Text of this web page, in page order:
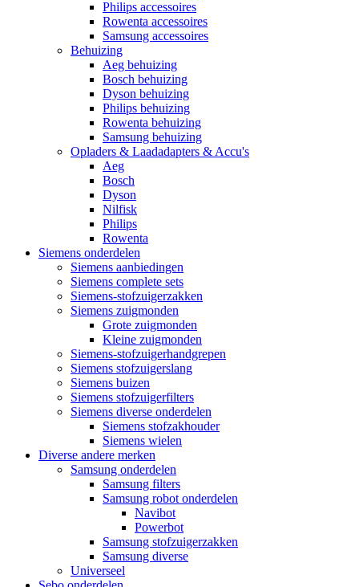
Philips accessoires
Rowenta accessoires
Samsung accessoires
Behuizing
Aeg behuizing
Bosch behuizing
Dyson behuizing
Philips behuizing
Rowenta behuizing
Samsung behuizing
Opladers & Laadadapters & Accu's
Aeg
Bosch
Dyson
Nilfisk
Philips
Rowenta
Siemens onderdelen
Siemens aanbiedingen
Siemens complete sets
Siemens-stofzuigerzakken
Siemens zuigmonden
Grote zuigmonden
Kleine zuigmonden
Siemens-stofzuigerhandgrepen
Siemens stofzuigerslang
Siemens buizen
Siemens stofzuigerfilters
Siemens diverse onderdelen
Siemens stofzakhouder
Siemens wielen
Diverse andere merken
Samsung onderdelen
Samsung filters
Samsung robot onderdelen
Navibot
Powerbot
Samsung stofzuigerzakken
Samsung diverse
Universeel